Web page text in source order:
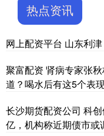
热点资讯
网上配资平台 山东利
聚富配资 肾病专家张
道？喝水后有这5个表
长沙期货配资公司 科
亿，机构称近期债市